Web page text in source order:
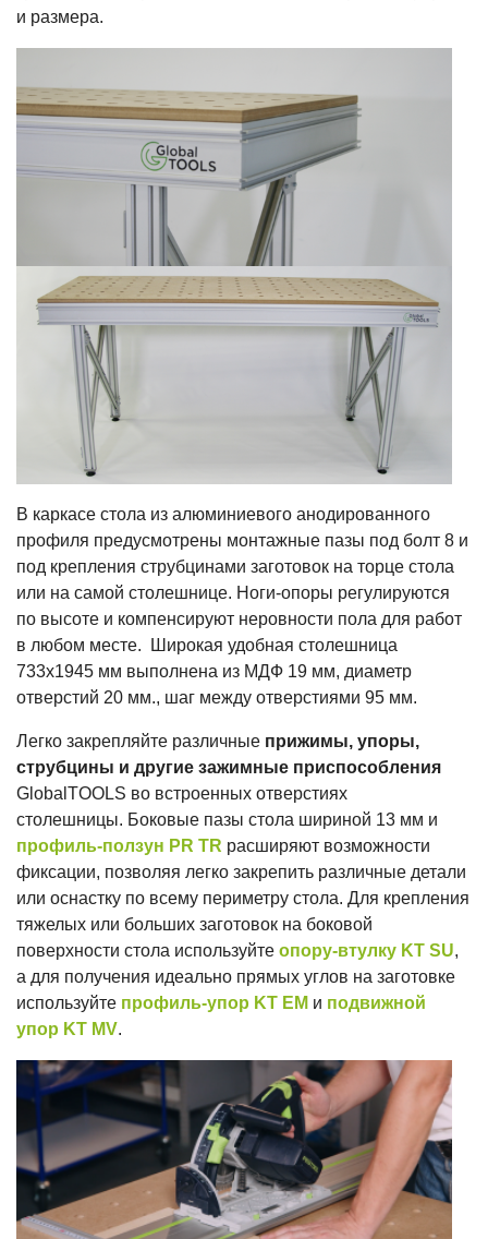
и размера.
В каркасе стола из алюминиевого анодированного
профиля предусмотрены монтажные пазы под болт 8 и
под крепления струбцинами заготовок на торце стола
или на самой столешнице. Ноги-опоры регулируются
по высоте и компенсируют неровности пола для работ
в любом месте. Широкая удобная столешница
733х1945 мм выполнена из МДФ 19 мм, диаметр
отверстий 20 мм., шаг между отверстиями 95 мм.
Легко закрепляйте различные прижимы, упоры,
струбцины и другие зажимные приспособления
GlobalTOOLS во встроенных отверстиях
столешницы. Боковые пазы стола шириной 13 мм и
профиль-ползун PR TR расширяют возможности
фиксации, позволяя легко закрепить различные детали
или оснастку по всему периметру стола. Для крепления
тяжелых или больших заготовок на боковой
поверхности стола используйте опору-втулку KT SU,
а для получения идеально прямых углов на заготовке
используйте профиль-упор KT EM и подвижной
упор KT MV.